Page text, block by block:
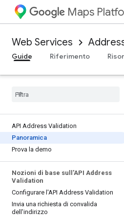
Maps
Web Services
Guide
Riferimento
API Address Validation
Panoramica
Prova la demo
Nozioni di base sull'API Address
Validation
Configurare l'API Address Validation
Invia una richiesta di convalida
dell'indirizzo